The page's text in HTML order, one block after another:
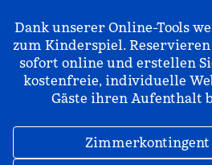
Dank unserer Online-Tools
zum Kinderspiel. Reservieren
sofort online und erstellen
kostenfreie, individuelle
Gäste ihren Aufenthalt
Zimmerkontingent